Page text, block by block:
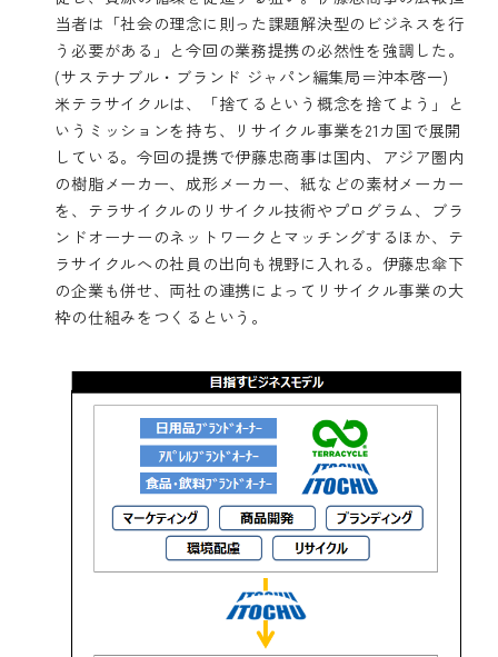
当者は「社会の理念に則った課題解決型のビジネスを行
う必要がある」と今回の業務提携の必然性を強調した。
(サステナブル・ブランド ジャパン編集局＝沖本啓一)
米テラサイクルは、「捨てるという概念を捨てよう」と
いうミッションを持ち、リサイクル事業を21カ国で展開
している。今回の提携で伊藤忠商事は国内、アジア圏内
の樹脂メーカー、成形メーカー、紙などの素材メーカー
を、テラサイクルのリサイクル技術やプログラム、ブラ
ンドオーナーのネットワークとマッチングするほか、テ
ラサイクルへの社員の出向も視野に入れる。伊藤忠傘下
の企業も併せ、両社の連携によってリサイクル事業の大
枠の仕組みをつくるという。